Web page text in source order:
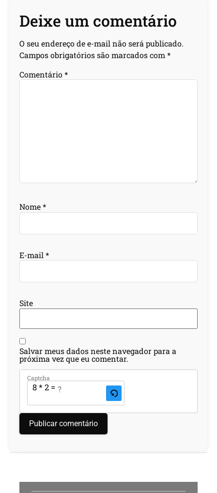
Deixe um comentário
O seu endereço de e-mail não será publicado.
Campos obrigatórios são marcados com *
Comentário*
Nome*
E-mail *
Site
Salvar meus dados neste navegador para a
próxima vez que eu comentar.
Captcha
8 * 2 = ?